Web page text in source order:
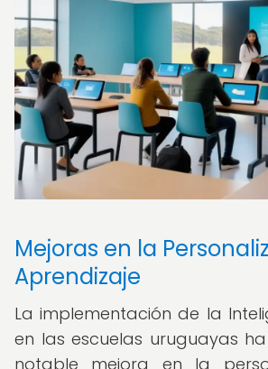
Mejoras en la
Aprendizaje
La implementación de la
en las escuelas uruguayas
notable mejora en la